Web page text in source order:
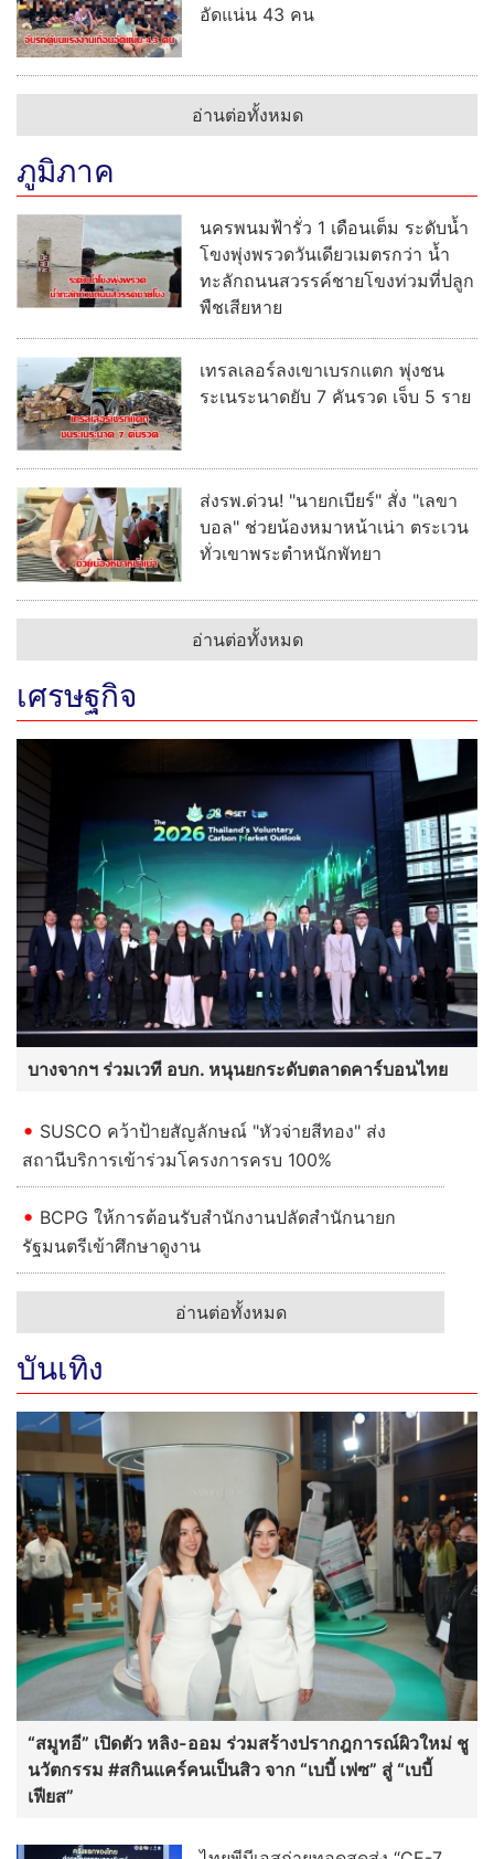
มาตรการยึดทรัพย์ขยายผลจับกุุม
พร้อมยาไอซ์
ไล่ล่าข้ามอำเภอ! รถตู้ขนแรงงาน
เถื่อน ซิ่งหนีขึ้นเกาะกลางถนน ผงะ
อัดแน่น 43 คน
อ่านต่อทั้งหมด
ภูมิภาค
นครพนมฟ้ารั่ว 1 เดือนเต็ม ระดับน้ำ
โขงพุ่งพรวดวันเดียวเมตรกว่า น้ำ
ทะลักถนนสวรรค์ชายโขงท่วมที่ปลูก
พืชเสียหาย
เทรลเลอร์ลงเขาเบรกแตก พุ่งชน
ระเนระนาดยับ 7 คันรวด เจ็บ 5 ราย
ส่งรพ.ด่วน! "นายกเบียร์" สั่ง "เลขา
บอล" ช่วยน้องหมาหน้าเน่า ตระเวน
ทั่วเขาพระตำหนักพัทยา
อ่านต่อทั้งหมด
เศรษฐกิจ
บางจากฯ ร่วมเวที อบก. หนุนยกระดับตลาดคาร์บอนไทย
SUSCO คว้าป้ายสัญลักษณ์ "หัวจ่ายสีทอง" ส่ง
สถานีบริการเข้าร่วมโครงการครบ 100%
BCPG ให้การต้อนรับสำนักงานปลัดสำนักนายก
รัฐมนตรีเข้าศึกษาดูงาน